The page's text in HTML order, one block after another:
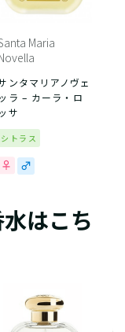
Maria
ンタマリアノヴェ
ッラ – カーラ・ロ
ッサ
シトラス
はこち